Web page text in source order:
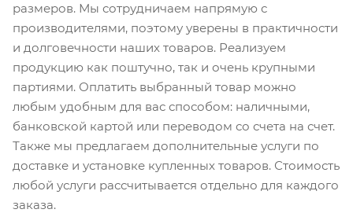
размеров. Мы сотрудничаем напрямую с
производителями, поэтому уверены в практичности
и долговечности наших товаров. Реализуем
продукцию как поштучно, так и очень крупными
партиями. Оплатить выбранный товар можно
любым удобным для вас способом: наличными,
банковской картой или переводом со счета на счет.
Также мы предлагаем дополнительные услуги по
доставке и установке купленных товаров. Стоимость
любой услуги рассчитывается отдельно для каждого
заказа.